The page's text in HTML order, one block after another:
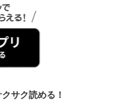
サク読める！